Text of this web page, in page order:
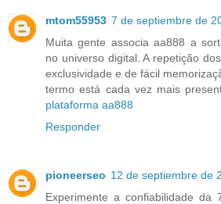
mtom55953 7 de septiembre de
Muita gente associa aa888 a
no universo digital. A repetição
exclusividade e de fácil
termo está cada vez mais
plataforma aa888
Responder
pioneerseo 12 de septiembre de
Experimente a confiabilidade